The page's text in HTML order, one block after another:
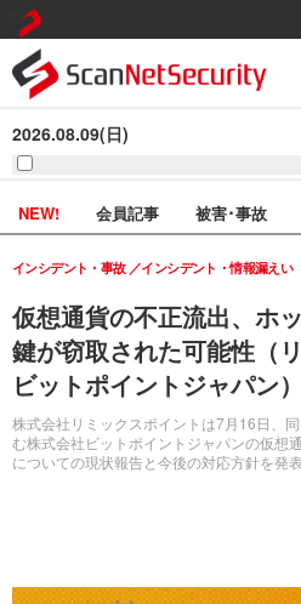
2026.08.09(日)
NEW! 会員記事 被害･事故
仮想通貨の不正流出、ホ
鍵が窃取された可能性（
ビットポイントジャパン）
株式会社リミックスポイントは7月16日、
む株式会社ビットポイントジャパンの仮想
についての現状報告と今後の対応方針を発表
インシデント・事故 インシデント・情報漏えい